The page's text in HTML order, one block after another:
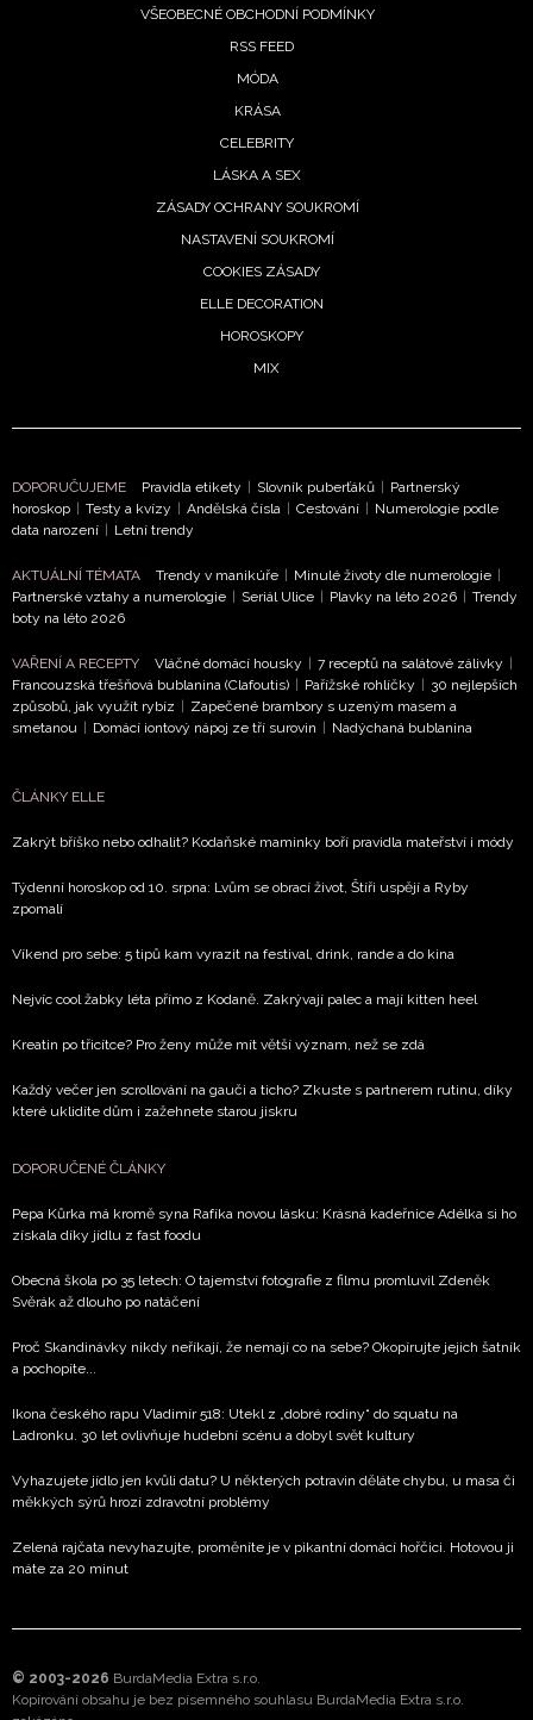
ODESLAT
Přihlášením k newsletteru souhlasíte sObchodními
podmínkami společnosti BurdaMedia Extra s.r.o.a
potvrzujete, že jste se seznámili se
ochrany soukromí - BurdaMedia Extra s.r.o. bude s
Vašimi údaji pracovat zejména k organizaci a
vyhodnocení akce a zasílání novinek.
Chcete navíc dostávat i další zajímavé a exkluzivní
informace od našich partnerů? Pokud souhlasíte se
zpracováním údajů k tomuto účelu podleZásad ochrany
VŠEOBECNÉ OBCHODNÍ PODMÍNKY
RSS FEED
MÓDA
KRÁSA
CELEBRITY
LÁSKA A SEX
ZÁSADY OCHRANY SOUKROMÍ
NASTAVENÍ SOUKROMÍ
COOKIES ZÁSADY
ELLE DECORATION
HOROSKOPY
MIX
DOPORUČUJEME Pravidla etikety Slovník puberťáků
Partnerský
horoskop
Testy a kvízy Andělská čísla Cestování
Numerologie podle
data narození
Letní trendy
AKTUÁLNÍ TÉMATA Trendy v manikúře Minulé životy dle numerologie
Partnerské vztahy a numerologie
Seriál Ulice Plavky na léto 2026
Trendy
boty na léto 2026
VAŘENÍ A RECEPTY Vláčné domácí housky 7 receptů na salátové zálivky
Francouzská třešňová bublanina (Clafoutis)
Pařížské rohlíčky
30 nejlepších
způsobů, jak využít rybíz
Zapečené brambory s uzeným masem a
smetanou
Domácí iontový nápoj ze tří surovin Nadýchaná bublanina
ČLÁNKY ELLE
Zakrýt bříško nebo odhalit? Kodaňské maminky boří pravidla mateřství i módy
Týdenní horoskop od 10. srpna: Lvům se obrací život, Štíři uspějí a Ryby
zpomalí
Víkend pro sebe: 5 tipů kam vyrazit na festival, drink, rande a do kina
Nejvíc cool žabky léta přímo z Kodaně. Zakrývají palec a mají kitten heel
Kreatin po třicítce? Pro ženy může mít větší význam, než se zdá
Každý večer jen scrollování na gauči a ticho? Zkuste s partnerem rutinu, díky
které uklidíte dům i zažehnete starou jiskru
DOPORUČENÉ ČLÁNKY
Pepa Kůrka má kromě syna Rafíka novou lásku: Krásná kadeřnice Adélka si ho
získala díky jídlu z fast foodu
Obecná škola po 35 letech: O tajemství fotografie z filmu promluvil Zdeněk
Svěrák až dlouho po natáčení
Proč Skandinávky nikdy neříkají, že nemají co na sebe? Okopírujte jejich šatník
a pochopíte...
Ikona českého rapu Vladimír 518: Utekl z „dobré rodiny“ do squatu na
Ladronku. 30 let ovlivňuje hudební scénu a dobyl svět kultury
Vyhazujete jídlo jen kvůli datu? U některých potravin děláte chybu, u masa či
měkkých sýrů hrozí zdravotní problémy
Zelená rajčata nevyhazujte, proměníte je v pikantní domácí hořčici. Hotovou ji
máte za 20 minut
© 2003-2026 BurdaMedia Extra s.r.o.
Kopírování obsahu je bez písemného souhlasu BurdaMedia Extra s.r.o.